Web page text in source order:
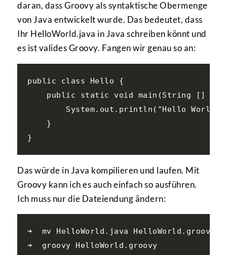
daran, dass Groovy als syntaktische Obermenge
von Java entwickelt wurde. Das bedeutet, dass
Ihr HelloWorld.java in Java schreiben könnt und
es ist valides Groovy. Fangen wir genau so an:
public class Hello {
public static void main(String []
System.out.println("Hello
    }
Das würde in Java kompilieren und laufen. Mit
Groovy kann ich es auch einfach so ausführen.
Ich muss nur die Dateiendung ändern:
➜  mv HelloWorld.java HelloWorld.groovy
➜  groovy HelloWorld.groovy